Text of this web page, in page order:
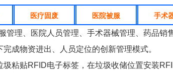
医疗固废 医院被服 手术
管理、医院人员管理、手术器械管理、药品销
成物资进出、人员定位的创新管理模式。
粘贴RFID电子标签，在垃圾收储位置安装